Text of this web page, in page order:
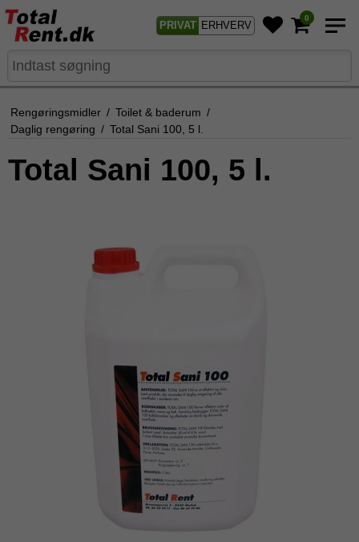
PRIVAT ERHVERV
0
Rengøringsmidler / Toilet & baderum /
Daglig rengøring / Total Sani 100, 5 l.
Total Sani 100, 5 l.